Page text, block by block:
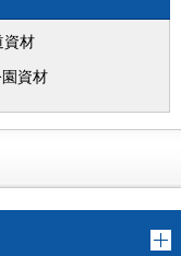
資材
資材